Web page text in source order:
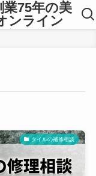
75年の美
ンライン
タイルの補修相談